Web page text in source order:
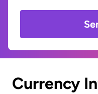
Currency